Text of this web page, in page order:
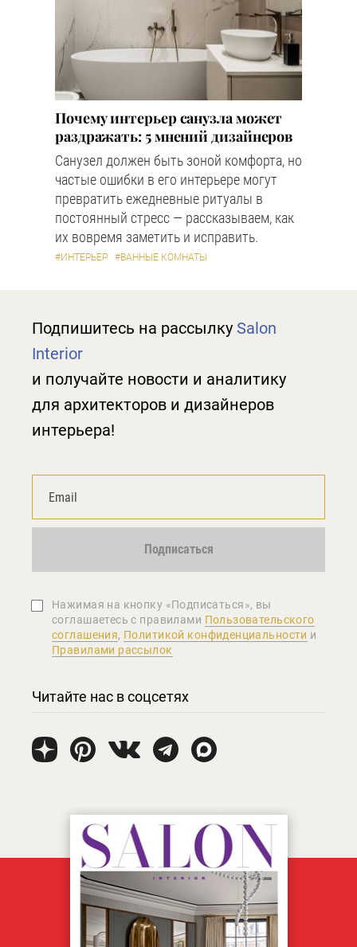
Почему интерьер санузла может
раздражать: 5 мнений дизайнеров
Санузел должен быть зоной комфорта, но
частые ошибки в его интерьере могут
превратить ежедневные ритуалы в
постоянный стресс — рассказываем, как
их вовремя заметить и исправить.
#ИНТЕРЬЕР #ВАННЫЕ КОМНАТЫ
Подпишитесь на рассылку Salon
Interior
и получайте новости и аналитику
для архитекторов и дизайнеров
интерьера!
Подписаться
Нажимая на кнопку «Подписаться», вы
соглашаетеcь с правилами Пользовательского
соглашения, Политикой конфиденциальности и
Правилами рассылок
Читайте нас в соцсетях